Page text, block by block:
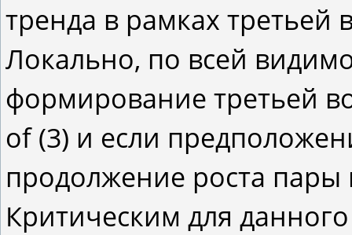
тренда в рамках третьей
Локально, по всей
формирование третьей
of (3) и если
продолжение роста
Критическим для